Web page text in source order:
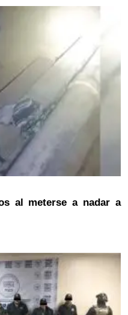
al meterse a nadar a